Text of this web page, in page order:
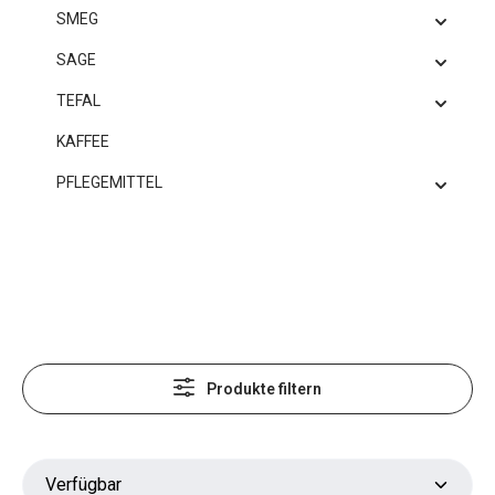
SMEG
SAGE
TEFAL
KAFFEE
PFLEGEMITTEL
Produkte filtern